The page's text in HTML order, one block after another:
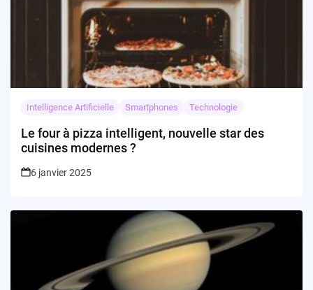
Intelligence Artificielle Smartphones Technologie
Le four à pizza intelligent, nouvelle star des
cuisines modernes ?
6 janvier 2025